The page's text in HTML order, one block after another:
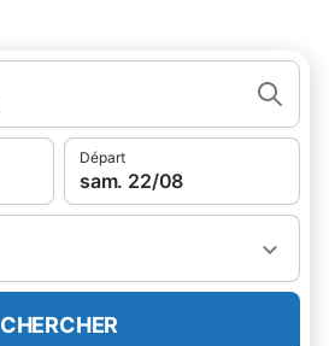
Départ
sam. 22/08
CHERCHER